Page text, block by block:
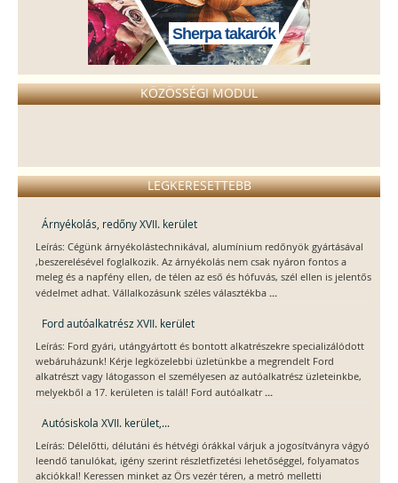
Sherpa takarók
KÖZÖSSÉGI MODUL
LEGKERESETTEBB
Árnyékolás, redőny XVII. kerület
Leírás: Cégünk árnyékolástechnikával, alumínium redőnyök gyártásával
,beszerelésével foglalkozik. Az árnyékolás nem csak nyáron fontos a
meleg és a napfény ellen, de télen az eső és hófuvás, szél ellen is jelentős
védelmet adhat. Vállalkozásunk széles választékba ...
Ford autóalkatrész XVII. kerület
Leírás: Ford gyári, utángyártott és bontott alkatrészekre specializálódott
webáruházunk! Kérje legközelebbi üzletünkbe a megrendelt Ford
alkatrészt vagy látogasson el személyesen az autóalkatrész üzleteinkbe,
melyekből a 17. kerületen is talál! Ford autóalkatr ...
Autósiskola XVII. kerület,...
Leírás: Délelőtti, délutáni és hétvégi órákkal várjuk a jogosítványra vágyó
leendő tanulókat, igény szerint részletfizetési lehetőséggel, folyamatos
akciókkal! Keressen minket az Örs vezér téren, a metró melletti